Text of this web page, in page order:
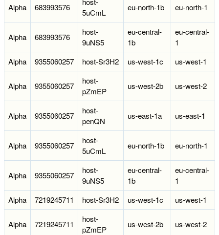
Alpha 683993576
5uCmL
eu-north-1b eu-north-1
Alpha 683993576
host-
9uNS5
eu-central-
1b
eu-central-
1
Alpha
9355060257 host-Sr3H2 us-west-1c us-west-1
Alpha 9355060257
host-
pZmEP
us-west-2b us-west-2
Alpha 9355060257
host-
penQN
us-east-1a us-east-1
Alpha 9355060257
host-
5uCmL
eu-north-1b eu-north-1
Alpha 9355060257
host-
9uNS5
eu-central-
1b
eu-central-
1
Alpha
7219245711 host-Sr3H2 us-west-1c us-west-1
Alpha 7219245711
host-
pZmEP
us-west-2b us-west-2